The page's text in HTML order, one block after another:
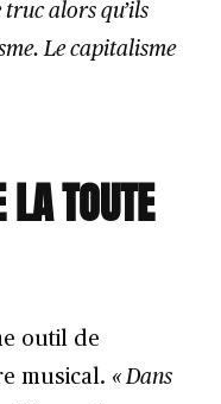
truc alors qu’ils
Le capitalisme
TOUTE
outil de
musical. « Dans